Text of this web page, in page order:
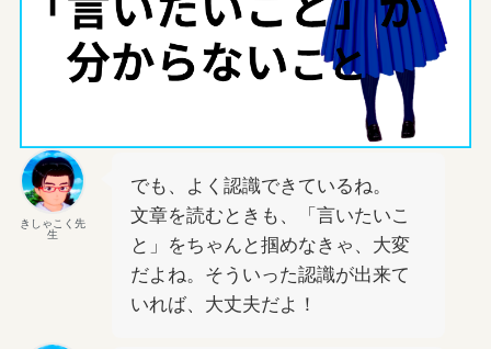
きしゃこく先
生
でも、よく認識できているね。
文章を読むときも、「言いたいこ
と」をちゃんと掴めなきゃ、大変
だよね。そういった認識が出来て
いれば、大丈夫だよ！